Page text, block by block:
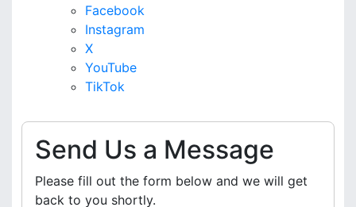
Facebook
Instagram
X
YouTube
TikTok
Send Us a Message
Please fill out the form below and we will get
back to you shortly.